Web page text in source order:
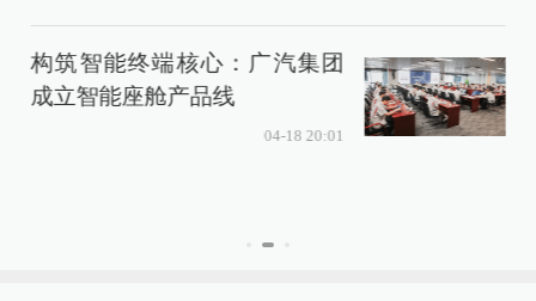
构筑智能终端核心：广汽集团
成立智能座舱产品线
04-18 20:01